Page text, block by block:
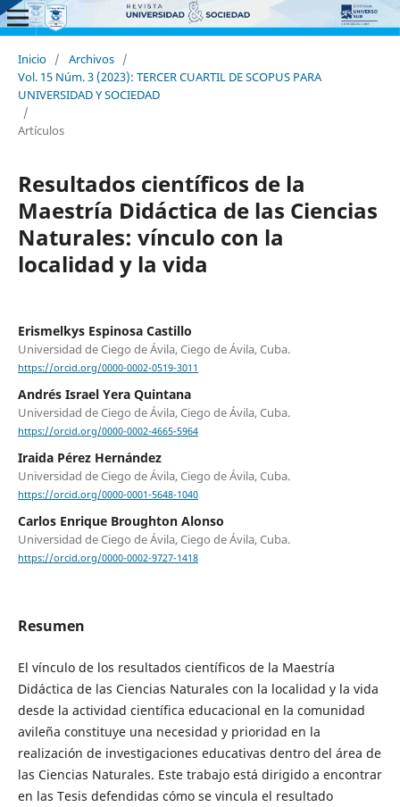
Inicio / Archivos /
Vol. 15 Núm. 3 (2023): TERCER CUARTIL DE SCOPUS PARA
UNIVERSIDAD Y SOCIEDAD
/
Artículos
Resultados científicos de la
Maestría Didáctica de las Ciencias
Naturales: vínculo con la
localidad y la vida
Erismelkys Espinosa Castillo
Universidad de Ciego de Ávila, Ciego de Ávila, Cuba.
https://orcid.org/0000-0002-0519-3011
Andrés Israel Yera Quintana
Universidad de Ciego de Ávila, Ciego de Ávila, Cuba.
https://orcid.org/0000-0002-4665-5964
Iraida Pérez Hernández
Universidad de Ciego de Ávila, Ciego de Ávila, Cuba.
https://orcid.org/0000-0001-5648-1040
Carlos Enrique Broughton Alonso
Universidad de Ciego de Ávila, Ciego de Ávila, Cuba.
https://orcid.org/0000-0002-9727-1418
Resumen
El vínculo de los resultados científicos de la Maestría
Didáctica de las Ciencias Naturales con la localidad y la vida
desde la actividad científica educacional en la comunidad
avileña constituye una necesidad y prioridad en la
realización de investigaciones educativas dentro del área de
las Ciencias Naturales. Este trabajo está dirigido a encontrar
en las Tesis defendidas cómo se vincula el resultado